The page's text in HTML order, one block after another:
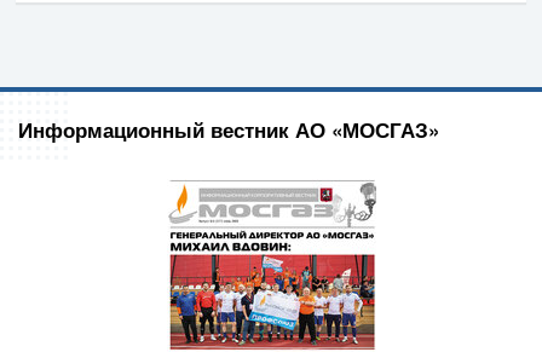
Информационный вестник АО «МОСГАЗ»